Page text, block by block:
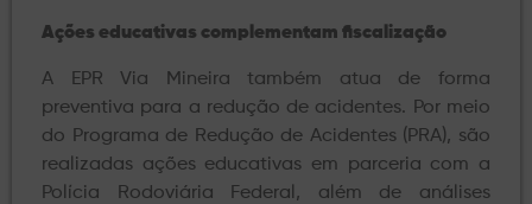
Ações educativas complementam fiscalização
A EPR Via Mineira também atua de forma
preventiva para a redução de acidentes. Por meio
do Programa de Redução de Acidentes (PRA), são
realizadas ações educativas em parceria com a
Polícia Rodoviária Federal, além de análises